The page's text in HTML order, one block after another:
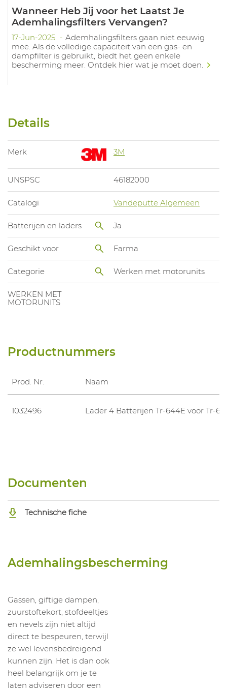
Wanneer Heb Jij voor het Laatst Je
Ademhalingsfilters Vervangen?
17-Jun-2025
Ademhalingsfilters gaan niet eeuwig
mee. Als de volledige capaciteit van een gas- en
dampfilter is gebruikt, biedt het geen enkele
bescherming meer. Ontdek hier wat je moet doen.
Details
Merk 3M
UNSPSC 46182000
Catalogi Vandeputte Algemeen
Batterijen en laders Ja
Geschikt voor Farma
Categorie Werken met motorunits
WERKEN MET
MOTORUNITS
Productnummers
Prod. Nr. Naam
1032496 Lader 4 Batterijen Tr-644E voor Tr-
Documenten
Technische fiche
Ademhalingsbescherming
Gassen, giftige dampen,
zuurstoftekort, stofdeeltjes
en nevels zijn niet altijd
direct te bespeuren, terwijl
ze wel levensbedreigend
kunnen zijn. Het is dan ook
heel belangrijk om je te
laten adviseren door een